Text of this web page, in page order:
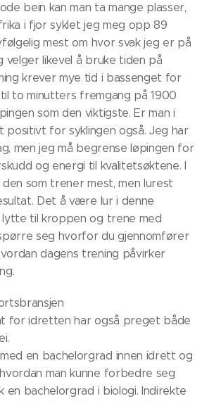
bein kan man ta mange plasser,
i fjor syklet jeg meg opp 89
mest om hvor svak jeg er på
velger likevel å bruke tiden på
krever mye tid i bassenget for
to minutters fremgang på 1900
som den viktigste. Er man i
for syklingen også. Jeg har
men jeg må begrense løpingen for
og energi til kvalitetsøktene. I
som trener mest, men lurest
Det å være lur i denne
lytte til kroppen og trene med
seg hvorfor du gjennomfører
dagens trening påvirker
for idretten har også preget både
en bachelorgrad innen idrett og
man kunne forbedre seg
en bachelorgrad i biologi. Indirekte